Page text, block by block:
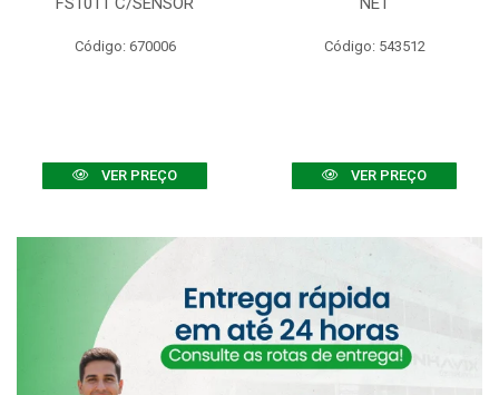
Código: 670006
VER PREÇO
Código: 543512
VER PREÇO